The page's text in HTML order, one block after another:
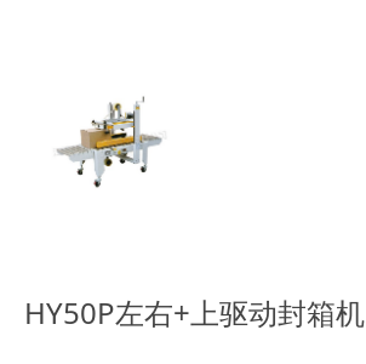
HY50P左右+上驱动封箱机